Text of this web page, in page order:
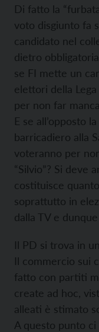
Di fatto la
voto disgiunto fa
candidato nel
dietro
se FI mette un
elettori della
per non far
E se all’opposto
barricadiero alla
voteranno per
“Silvio”? Si deve
costituisce
soprattutto in
dalla TV e
Il PD si trova in
Il commercio sui
fatto con partiti
create ad hoc,
alleati è stimato
A questo punto